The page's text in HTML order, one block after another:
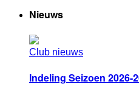
Nieuws
Club nieuws
Indeling Seizoen 2026-